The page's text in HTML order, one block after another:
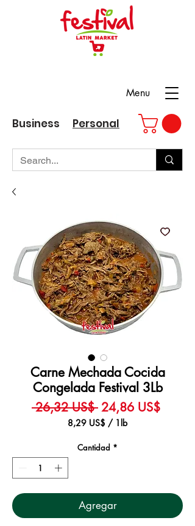
Menu
Business Personal
Carne Mechada Cocida
Congelada Festival 3Lb
26,32 US$ Precio
24,86 US$Precio
8,29 US$ / 1lb
por
1
Cantidad *
Agregar